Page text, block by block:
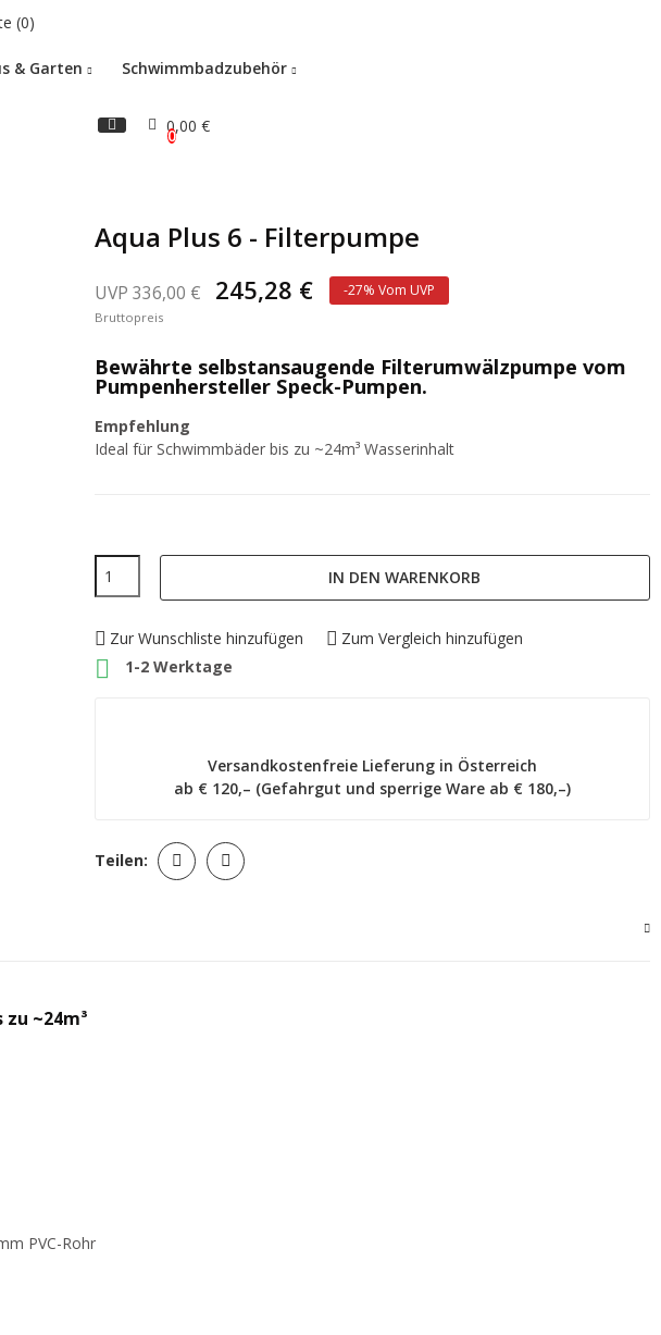
0
& Garten Schwimmbadzubehör
0,00 €
0
Aqua Plus 6 - Filterpumpe
336,00 € 245,28 € -27% Vom UVP
Bruttopreis
Bewährte selbstansaugende Filterumwälzpumpe vom
Pumpenhersteller Speck-Pumpen.
Empfehlung
Ideal für Schwimmbäder bis zu ~24m³ Wasserinhalt
IN DEN WARENKORB
Zur Wunschliste hinzufügen Zum Vergleich hinzufügen
 1-2 Werktage
Versandkostenfreie Lieferung in Österreich
ab € 120,– (Gefahrgut und sperrige Ware ab € 180,–)
Teilen:
~24m³
PVC-Rohr